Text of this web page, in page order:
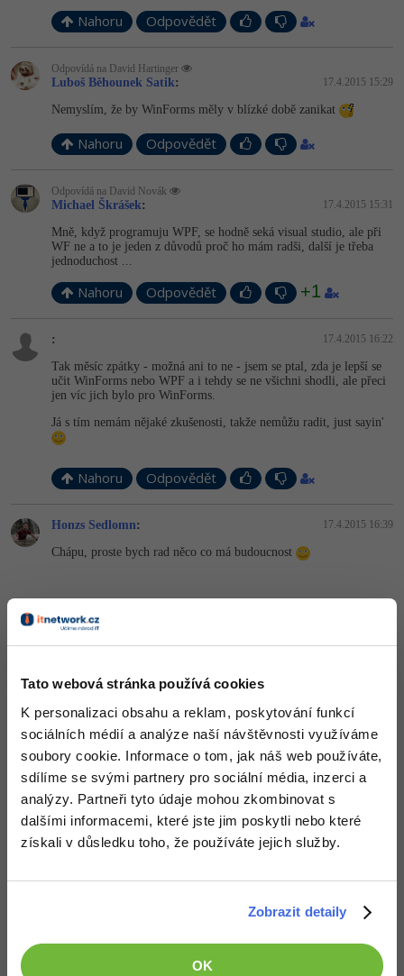
Tato webová stránka používá cookies
K personalizaci obsahu a reklam, poskytování funkcí
sociálních médií a analýze naší návštěvnosti využíváme
soubory cookie. Informace o tom, jak náš web používáte,
sdílíme se svými partnery pro sociální média, inzerci a
analýzy. Partneři tyto údaje mohou zkombinovat s
dalšími informacemi, které jste jim poskytli nebo které
získali v důsledku toho, že používáte jejich služby.
Zobrazit detaily
OK
Nahoru Odpovědět
Odpovídá na David Hartinger
Luboš Běhounek Satik: 17.4.2015 15:29
Nemyslím, že by WinForms měly v blízké době zanikat
Nahoru Odpovědět
Odpovídá na David Novák
Michael Škrášek: 17.4.2015 15:31
Mně, když programuju WPF, se hodně seká visual studio, ale při
WF ne a to je jeden z důvodů proč ho mám radši, další je třeba
jednoduchost ...
Nahoru Odpovědět +1
: 17.4.2015 16:22
Tak měsíc zpátky - možná ani to ne - jsem se ptal, zda je lepší se
učit WinForms nebo WPF a i tehdy se ne všichni shodli, ale přeci
jen víc jich bylo pro WinForms.
Já s tím nemám nějaké zkušenosti, takže nemůžu radit, just sayin'
Nahoru Odpovědět
Honzs Sedlomn: 17.4.2015 16:39
Chápu, proste bych rad něco co má budoucnost
To je další podobná diskuze jako HTML4 vs HTML5 ...
Nahoru Odpovědět +2
Gramli : 17.4.2015 19:47
WPF nenahrazuje WinForm, proto si myslim, ze WinForm v
dohledne dobe urcite nezariznou a budou ho podporovat. Taky
pokud nevyuziji vyhody WPF nemam proc jej pouzit.
Ohledne toho, jestli se ucit WinForm nebo WPF, naucil bych se
Odpovídá na Honzs Sedlomn
17.4.2015 20:39